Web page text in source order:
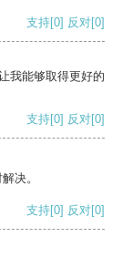
支持[0] 反对[0]
我能够取得更好的
支持[0] 反对[0]
决。
支持[0] 反对[0]